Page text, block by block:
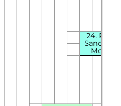
24.
Sanchez
Monzón